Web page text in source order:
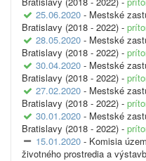
25.06.2020 - Mestské
Bratislavy (2018 - 2022) -
28.05.2020 - Mestské
Bratislavy (2018 - 2022) -
30.04.2020 - Mestské
Bratislavy (2018 - 2022) -
27.02.2020 - Mestské
Bratislavy (2018 - 2022) -
30.01.2020 - Mestské
Bratislavy (2018 - 2022) -
15.01.2020 - Komisia
životného prostredia a